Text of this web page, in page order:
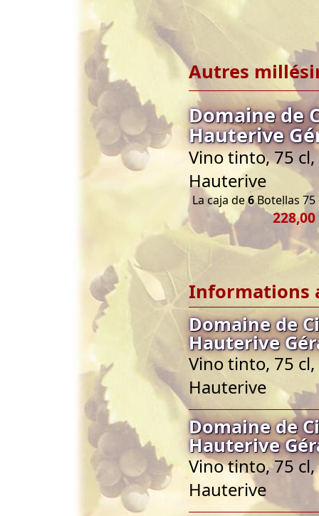
Autres
Domaine de
Hauterive
Vino tinto, 75
Hauterive
La caja de6Botellas 75
228,00
Informations
Domaine de
Hauterive
Vino tinto, 75
Hauterive
Domaine de
Hauterive
Vino tinto, 75
Hauterive